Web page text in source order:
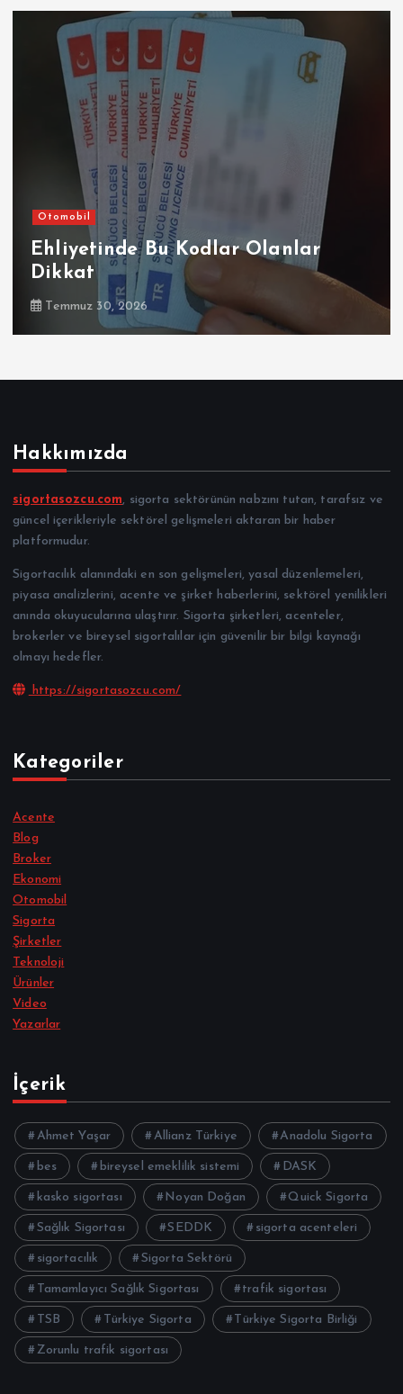
Otomobil Şirketler
Sompo Sigorta, Renault, Dacia ve
Alpine Marka Kasko
Temmuz 30, 2026
Hakkımızda
sigortasozcu.com, sigorta sektörünün nabzını tutan, tarafsız ve
güncel içerikleriyle sektörel gelişmeleri aktaran bir haber
platformudur.
Sigortacılık alanındaki en son gelişmeleri, yasal düzenlemeleri,
piyasa analizlerini, acente ve şirket haberlerini, sektörel yenilikleri
anında okuyucularına ulaştırır. Sigorta şirketleri, acenteler,
brokerler ve bireysel sigortalılar için güvenilir bir bilgi kaynağı
olmayı hedefler.
https://sigortasozcu.com/
Kategoriler
Acente
Blog
Broker
Ekonomi
Otomobil
Sigorta
Şirketler
Teknoloji
Ürünler
Video
Yazarlar
İçerik
Ahmet Yaşar Allianz Türkiye Anadolu Sigorta
bes bireysel emeklilik sistemi DASK
kasko sigortası Noyan Doğan Quick Sigorta
Sağlık Sigortası SEDDK sigorta acenteleri
sigortacılık Sigorta Sektörü
Tamamlayıcı Sağlık Sigortası trafik sigortası
TSB Türkiye Sigorta Türkiye Sigorta Birliği
Zorunlu trafik sigortası